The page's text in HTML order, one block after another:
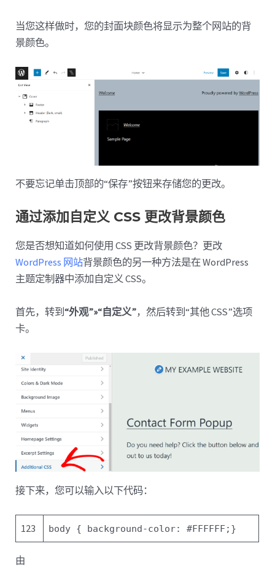
当您这样做时，您的封面块颜色将显示为整个网站的背
景颜色。
不要忘记单击顶部的“保存”按钮来存储您的更改。
通过添加自定义 CSS 更改背景颜色
您是否想知道如何使用 CSS 更改背景颜色？更改
WordPress 网站背景颜色的另一种方法是在 WordPress
主题定制器中添加自定义 CSS。
首先，转到“外观”»“自定义”，然后转到“其他 CSS”选项
卡。
接下来，您可以输入以下代码：
123 body { background-color:#FFFFFF; }
由